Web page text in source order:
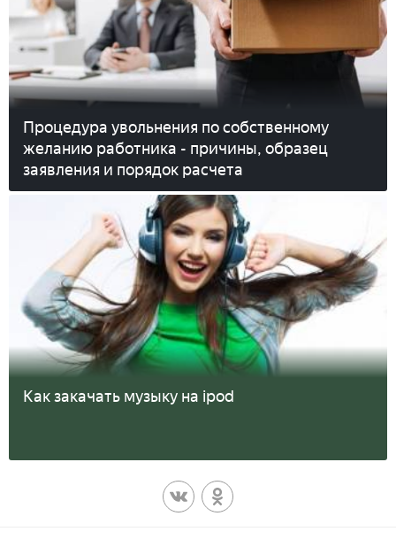
Процедура увольнения по собственному
желанию работника - причины, образец
заявления и порядок расчета
Как закачать музыку на ipod